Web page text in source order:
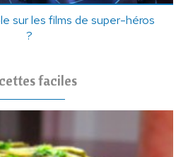
sur les films de super-héros
?
faciles